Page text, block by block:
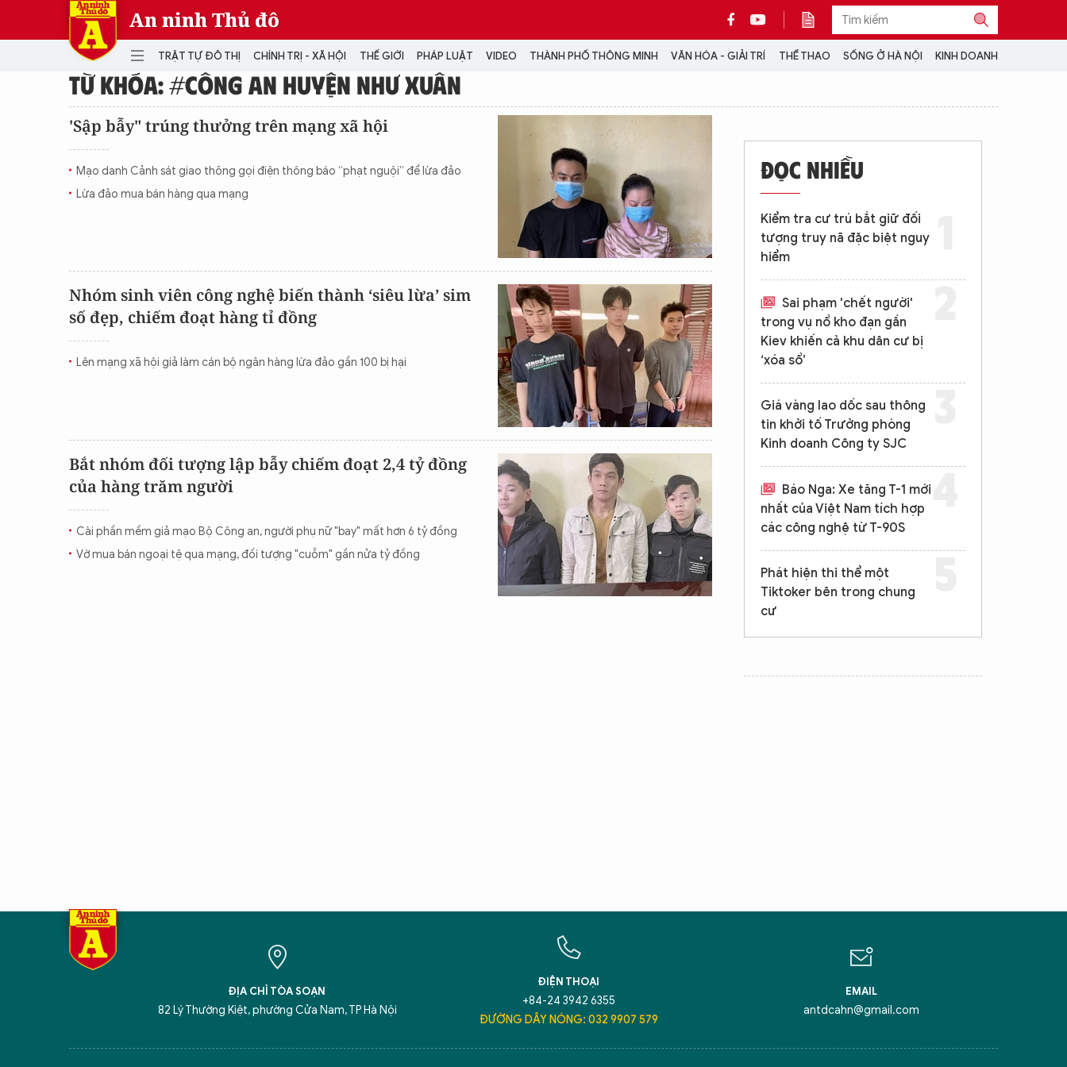
An ninh Thủ đô
TRẬT TỰ ĐÔ THỊ CHÍNH TRỊ - XÃ HỘI THẾ GIỚI PHÁP LUẬT VIDEO THÀNH PHỐ THÔNG MINH VĂN HÓA - GIẢI TRÍ THỂ THAO SỐNG Ở HÀ NỘI KINH DOANH
Đại hội Đảng
THẾ GIỚI
Video
CON ĐƯỜNG KHỞI NGHIỆP
VIDEO
PODCAST
ẢNH
LONGFORM
INFOGRAPHIC
LỊCH VẠN SỰ
CỘNG TÁC VỚI ANTĐ
TRA CỨU XE
HOTLINE: 032 9907 579
TỪ KHÓA: #CÔNG AN HUYỆN NHƯ XUÂN
'Sập bẫy" trúng thưởng trên mạng xã hội
Mạo danh Cảnh sát giao thông gọi điện thông báo “phạt nguội” để lừa đảo
Lừa đảo mua bán hàng qua mạng
Nhóm sinh viên công nghệ biến thành ‘siêu lừa’ sim
số đẹp, chiếm đoạt hàng tỉ đồng
Lên mạng xã hội giả làm cán bộ ngân hàng lừa đảo gần 100 bị hại
Bắt nhóm đối tượng lập bẫy chiếm đoạt 2,4 tỷ đồng
của hàng trăm người
Cài phần mềm giả mạo Bộ Công an, người phụ nữ "bay" mất hơn 6 tỷ đồng
Vờ mua bán ngoại tệ qua mạng, đối tượng "cuỗm" gần nửa tỷ đồng
ĐỌC NHIỀU
Kiểm tra cư trú bắt giữ đối
tượng truy nã đặc biệt nguy
hiểm
Sai phạm 'chết người'
trong vụ nổ kho đạn gần
Kiev khiến cả khu dân cư bị
‘xóa sổ’
Giá vàng lao dốc sau thông
tin khởi tố Trưởng phòng
Kinh doanh Công ty SJC
Báo Nga: Xe tăng T-1 mới
nhất của Việt Nam tích hợp
các công nghệ từ T-90S
Phát hiện thi thể một
Tiktoker bên trong chung
cư
ĐỊA CHỈ TÒA SOẠN
82 Lý Thường Kiệt, phường Cửa Nam, TP Hà Nội
ĐIỆN THOẠI
+84-24 3942 6355
ĐƯỜNG DÂY NÓNG: 032 9907 579
EMAIL
antdcahn@gmail.com
5 điểm nghẽn của Hà Nội giải pháp xử lý điểm nghẽn của Thủ đô